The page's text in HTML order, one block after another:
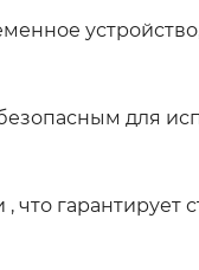
для
что гарантирует